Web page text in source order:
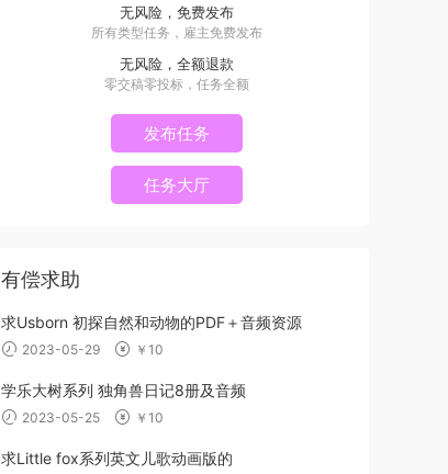
无风险，免费发布
所有类型任务，雇主免费发布
无风险，全额退款
零交稿零投标，任务全额
发布任务
任务大厅
有偿求助
求Usborn 初探自然和动物的PDF＋音频资源
2023-05-29 ￥10
学乐大树系列 独角兽日记8册及音频
2023-05-25 ￥10
求Little fox系列英文儿歌动画版的